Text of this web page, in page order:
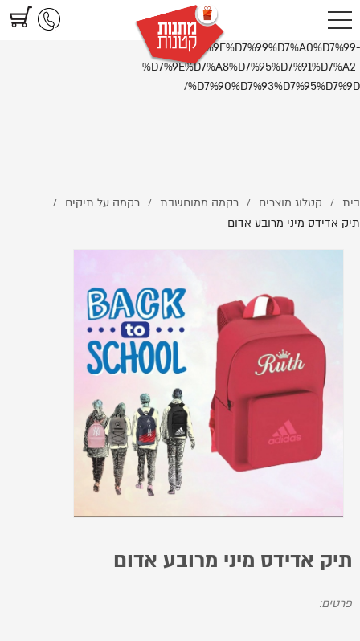
https://www.littlegifts.co.il/%D7%AA%D7%99%D7%A7-
%D7%90%D7%93%D7%99%D7%93%D7%A1-
%D7%9E%D7%99%D7%A0%D7%99-
%D7%9E%D7%A8%D7%95%D7%91%D7%A2-
%D7%90%D7%93%D7%95%D7%9D/
בית / קטלוג מוצרים / רקמה ממוחשבת / רקמה על תיקים /
תיק אדידס מיני מרובע אדום
תיק אדידס מיני מרובע אדום
פרטים: